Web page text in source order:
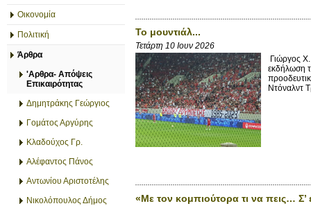
Οικονομία
Πολιτική
Άρθρα
'Αρθρα- Απόψεις
Επικαιρότητας
Δημητράκης Γεώργιος
Γομάτος Αργύρης
Κλαδούχος Γρ.
Αλέφαντος Πάνος
Αντωνίου Αριστοτέλης
Νικολόπουλος Δήμος
Το μουντιάλ...
Τετάρτη 10 Ιουν 2026
Γιώργος
εκδήλωση
Ντόναλντ
«Με τον κομπιούτορα τι να πεις… Σ’